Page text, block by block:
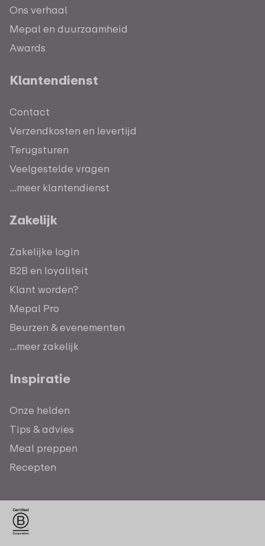
Ons verhaal
Mepal en duurzaamheid
Awards
Klantendienst
Contact
Verzendkosten en levertijd
Terugsturen
Veelgestelde vragen
...meer klantendienst
Zakelijk
Zakelijke login
B2B en loyaliteit
Klant worden?
Mepal Pro
Beurzen & evenementen
...meer zakelijk
Inspiratie
Onze helden
Tips & advies
Meal preppen
Recepten